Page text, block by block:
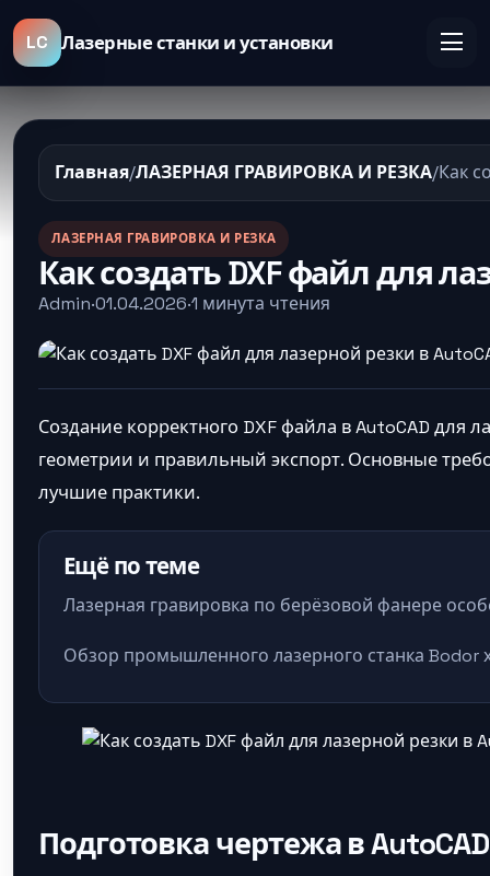
LC Лазерные станки и установки
Главная/ЛАЗЕРНАЯ ГРАВИРОВКА И РЕЗКА/Как
ЛАЗЕРНАЯ ГРАВИРОВКА И РЕЗКА
Как создать DXF файл для
Admin·01.04.2026·1 минута чтения
Создание корректного DXF файла в AutoCAD для
геометрии и правильный экспорт. Основные
лучшие практики.
Ещё по теме
Лазерная гравировка по берёзовой фанере
Обзор промышленного лазерного станка Bodor
Подготовка чертежа в AutoCAD